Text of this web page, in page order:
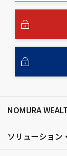
NOMURA
ソリューション